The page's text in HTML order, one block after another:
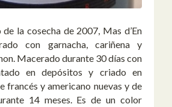
la cosecha de 2007, Mas d’En
con garnacha, cariñena y
Macerado durante 30 días con
en depósitos y criado en
francés y americano nuevas y de
14 meses. Es de un color